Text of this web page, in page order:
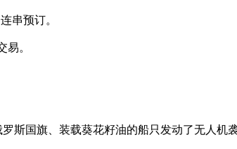
串预订。
易。
斯国旗、装载葵花籽油的船只发动了无人机袭